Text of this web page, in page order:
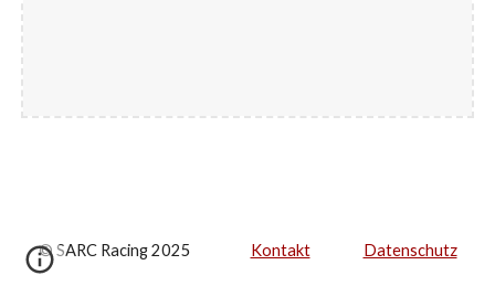
© SARC Racing 2025 Kontakt Datenschutz